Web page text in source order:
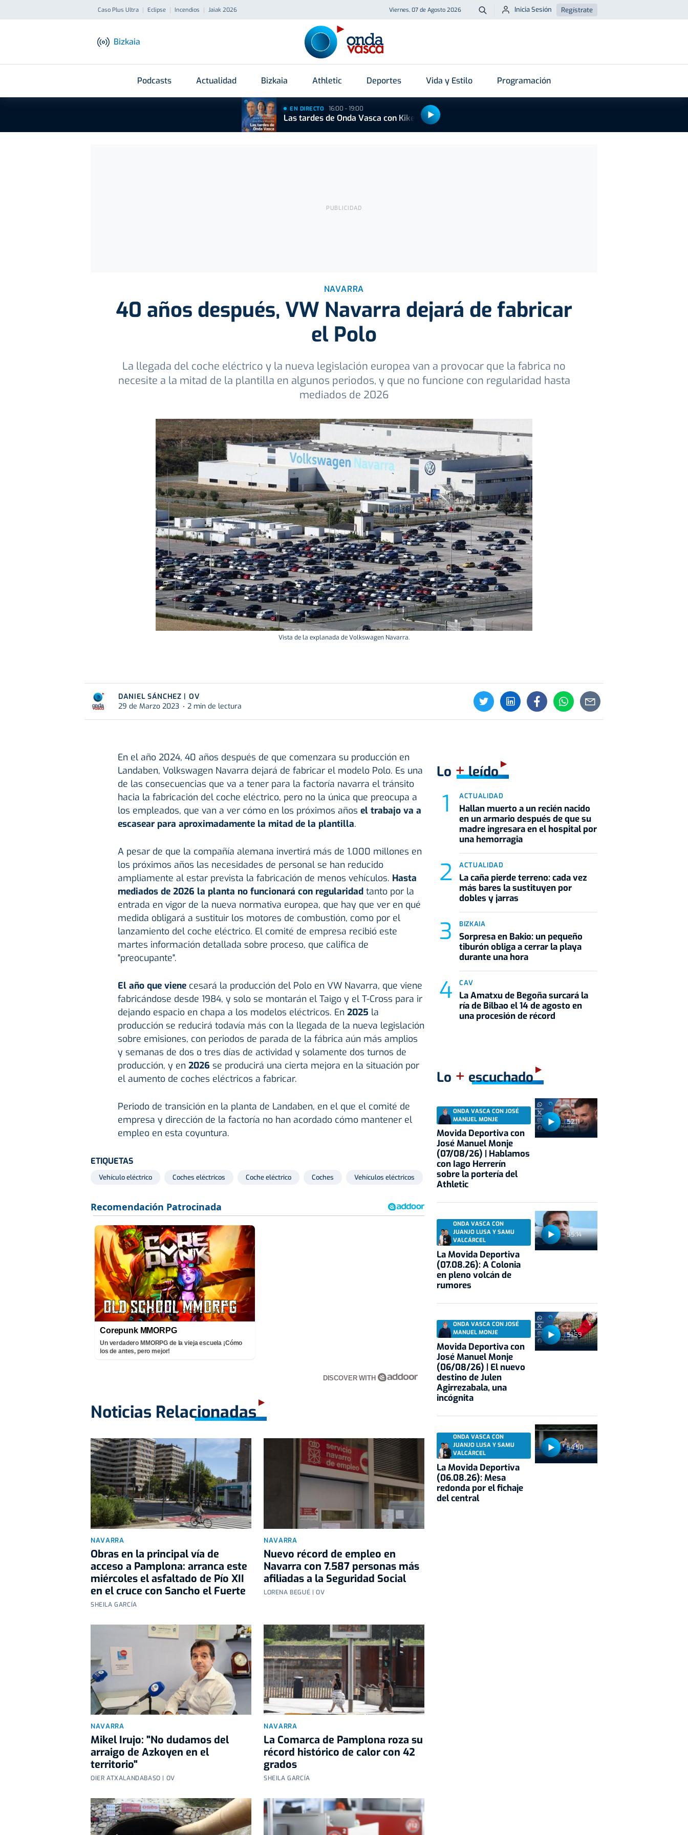
Caso Plus Ultra Eclipse Incendios Jaiak 2026 Viernes, 07 de Agosto 2026 Buscar
Inicia Sesión Regístrate
Bizkaia
Podcasts Actualidad Bizkaia Athletic Deportes Vida y Estilo Programación
EN DIRECTO 16:00 - 19:00
Las tardes de Onda Vasca con Kike Alonso
NAVARRA
40 años después, VW Navarra dejará de fabricar
el Polo
La llegada del coche eléctrico y la nueva legislación europea van a provocar que la fabrica no
necesite a la mitad de la plantilla en algunos periodos, y que no funcione con regularidad hasta
mediados de 2026
Vista de la explanada de Volkswagen Navarra.
DANIEL SÁNCHEZ | OV
29 de Marzo 2023
2 min de lectura
En el año 2024, 40 años después de que comenzara su producción en
Landaben, Volkswagen Navarra dejará de fabricar el modelo Polo. Es una
de las consecuencias que va a tener para la factoría navarra el tránsito
hacia la fabricación del coche eléctrico, pero no la única que preocupa a
los empleados, que van a ver cómo en los próximos años el trabajo va a
escasear para aproximadamente la mitad de la plantilla.
A pesar de que la compañía alemana invertirá más de 1.000 millones en
los próximos años las necesidades de personal se han reducido
ampliamente al estar prevista la fabricación de menos vehículos. Hasta
mediados de 2026 la planta no funcionará con regularidad tanto por la
entrada en vigor de la nueva normativa europea, que hay que ver en qué
medida obligará a sustituir los motores de combustión, como por el
lanzamiento del coche eléctrico. El comité de empresa recibió este
martes información detallada sobre proceso, que califica de
"preocupante".
El año que vienecesará la producción del Polo en VW Navarra, que viene
fabricándose desde 1984, y solo se montarán el Taigo y el T-Cross para ir
dejando espacio en chapa a los modelos eléctricos. En 2025 la
producción se reducirá todavía más con la llegada de la nueva legislación
sobre emisiones, con periodos de parada de la fábrica aún más amplios
y semanas de dos o tres días de actividad y solamente dos turnos de
producción, y en 2026 se producirá una cierta mejora en la situación por
el aumento de coches eléctricos a fabricar.
Periodo de transición en la planta de Landaben, en el que el comité de
empresa y dirección de la factoría no han acordado cómo mantener el
empleo en esta coyuntura.
ETIQUETAS
Vehículo eléctrico Coches eléctricos Coche eléctrico Coches Vehículos eléctricos VW Navarra Landaben
Corepunk MMORPG
Un verdadero MMORPG de la vieja escuela ¡Cómo
los de antes, pero mejor!
DISCOVER WITH
Noticias Relacionadas
NAVARRA
Obras en la principal vía de
acceso a Pamplona: arranca este
miércoles el asfaltado de Pío XII
en el cruce con Sancho el Fuerte
SHEILA GARCÍA
NAVARRA
Nuevo récord de empleo en
Navarra con 7.587 personas más
afiliadas a la Seguridad Social
LORENA BEGUÉ | OV
NAVARRA
Mikel Irujo: "No dudamos del
arraigo de Azkoyen en el
territorio"
OIER ATXALANDABASO | OV
NAVARRA
La Comarca de Pamplona roza su
récord histórico de calor con 42
grados
SHEILA GARCÍA
Lo +leído
ACTUALIDAD
Hallan muerto a un recién nacido
en un armario después de que su
madre ingresara en el hospital por
una hemorragia
ACTUALIDAD
La caña pierde terreno: cada vez
más bares la sustituyen por
dobles y jarras
BIZKAIA
Sorpresa en Bakio: un pequeño
tiburón obliga a cerrar la playa
durante una hora
CAV
La Amatxu de Begoña surcará la
ría de Bilbao el 14 de agosto en
una procesión de récord
Lo + escuchado
52:11
ONDA VASCA CON JOSÉ
MANUEL MONJE
Movida Deportiva con
José Manuel Monje
(07/08/26) | Hablamos
con Iago Herrerín
sobre la portería del
Athletic
55:14
ONDA VASCA CON
JUANJO LUSA Y SAMU
VALCÁRCEL
La Movida Deportiva
(07.08.26): A Colonia
en pleno volcán de
rumores
51:59
ONDA VASCA CON JOSÉ
MANUEL MONJE
Movida Deportiva con
José Manuel Monje
(06/08/26) | El nuevo
destino de Julen
Agirrezabala, una
incógnita
54:50
ONDA VASCA CON
JUANJO LUSA Y SAMU
VALCÁRCEL
La Movida Deportiva
(06.08.26): Mesa
redonda por el fichaje
del central